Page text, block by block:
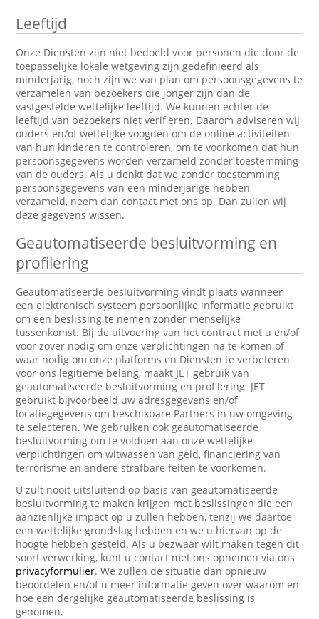
Leeftijd
Onze Diensten zijn niet bedoeld voor personen die door de
toepasselijke lokale wetgeving zijn gedefinieerd als
minderjarig, noch zijn we van plan om persoonsgegevens te
verzamelen van bezoekers die jonger zijn dan de
vastgestelde wettelijke leeftijd. We kunnen echter de
leeftijd van bezoekers niet verifiëren. Daarom adviseren wij
ouders en/of wettelijke voogden om de online activiteiten
van hun kinderen te controleren, om te voorkomen dat hun
persoonsgegevens worden verzameld zonder toestemming
van de ouders. Als u denkt dat we zonder toestemming
persoonsgegevens van een minderjarige hebben
verzameld, neem dan contact met ons op. Dan zullen wij
deze gegevens wissen.
Geautomatiseerde besluitvorming en
profilering
Geautomatiseerde besluitvorming vindt plaats wanneer
een elektronisch systeem persoonlijke informatie gebruikt
om een beslissing te nemen zonder menselijke
tussenkomst. Bij de uitvoering van het contract met u en/of
voor zover nodig om onze verplichtingen na te komen of
waar nodig om onze platforms en Diensten te verbeteren
voor ons legitieme belang, maakt JET gebruik van
geautomatiseerde besluitvorming en profilering. JET
gebruikt bijvoorbeeld uw adresgegevens en/of
locatiegegevens om beschikbare Partners in uw omgeving
te selecteren. We gebruiken ook geautomatiseerde
besluitvorming om te voldoen aan onze wettelijke
verplichtingen om witwassen van geld, financiering van
terrorisme en andere strafbare feiten te voorkomen.
U zult nooit uitsluitend op basis van geautomatiseerde
besluitvorming te maken krijgen met beslissingen die een
aanzienlijke impact op u zullen hebben, tenzij we daartoe
een wettelijke grondslag hebben en we u hiervan op de
hoogte hebben gesteld. Als u bezwaar wilt maken tegen dit
soort verwerking, kunt u contact met ons opnemen via ons
privacyformulier. We zullen de situatie dan opnieuw
beoordelen en/of u meer informatie geven over waarom en
hoe een dergelijke geautomatiseerde beslissing is
genomen.